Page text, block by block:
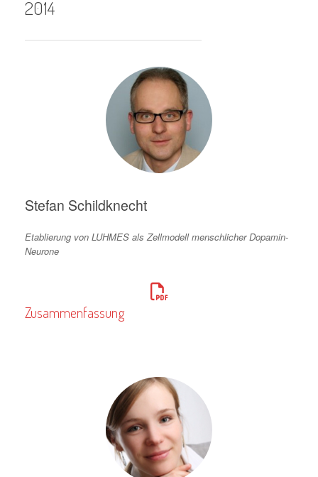
2014
Stefan Schildknecht
Etablierung von LUHMES als Zellmodell menschlicher Dopamin-
Neurone
Zusammenfassung